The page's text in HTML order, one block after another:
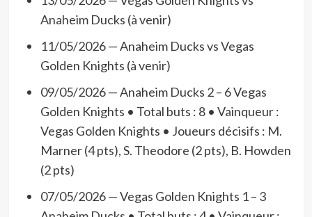
Anaheim Ducks (à venir)
11/05/2026 — Anaheim Ducks vs Vegas
Golden Knights (à venir)
09/05/2026 — Anaheim Ducks 2 – 6 Vegas
Golden Knights • Total buts : 8 • Vainqueur :
Vegas Golden Knights • Joueurs décisifs : M.
Marner (4 pts), S. Theodore (2 pts), B. Howden
(2 pts)
07/05/2026 — Vegas Golden Knights 1 – 3